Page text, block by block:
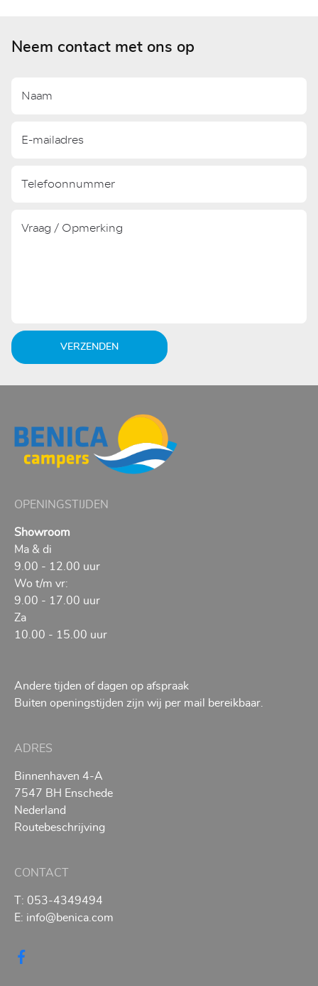
Neem contact met ons op
VERZENDEN
OPENINGSTIJDEN
Showroom
Ma & di
9.00 - 12.00 uur
Wo t/m vr:
9.00 - 17.00 uur
Za
10.00 - 15.00 uur
Andere tijden of dagen op afspraak
Buiten openingstijden zijn wij per mail bereikbaar.
ADRES
Binnenhaven 4-A
7547 BH Enschede
Nederland
Routebeschrijving
CONTACT
T: 053-4349494
E: info@benica.com